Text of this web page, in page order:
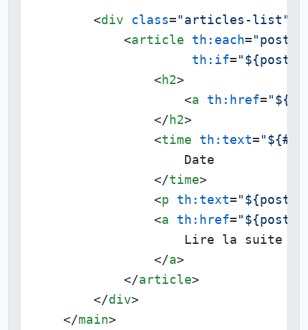
<div class= "articles-list"
<article th:each= "post :
th:if=
< h2>
<a th:href=
</ h2>
<time th:text=
                    Date
</time>
<p th:text=
<a th:href=
                    Lire la suite
</a>
</article>
</div>
</main>